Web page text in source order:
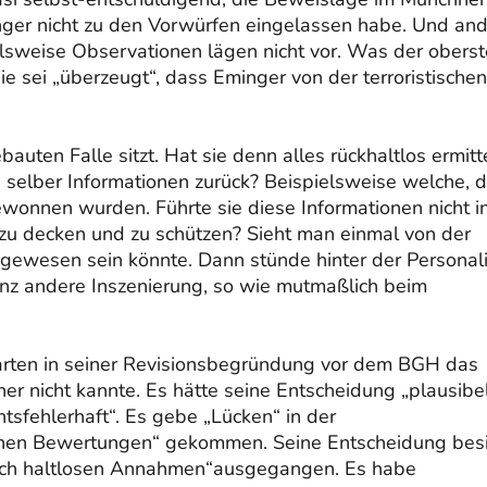
nicht zu den Vorwürfen eingelassen habe. Und
Observationen lägen nicht vor. Was der
„überzeugt“, dass Eminger von der terroristischen
Falle sitzt. Hat sie denn alles rückhaltlos
Informationen zurück? Beispielsweise welche,
wurden. Führte sie diese Informationen nicht
decken und zu schützen? Sieht man einmal von der
sein könnte. Dann stünde hinter der
andere Inszenierung, so wie mutmaßlich beim
in seiner Revisionsbegründung vor dem BGH das
nicht kannte. Es hätte seine Entscheidung
Es gebe „Lücken“ in der
Bewertungen“ gekommen. Seine Entscheidung
haltlosen Annahmen“ausgegangen. Es habe